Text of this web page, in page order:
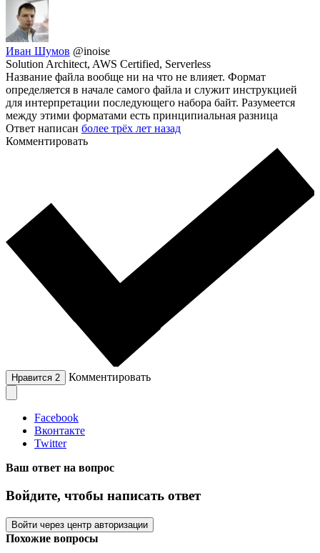
Иван Шумов @inoise
Solution Architect, AWS Certified, Serverless
Название файла вообще ни на что не влияет. Формат
определяется в начале самого файла и служит инструкцией
для интерпретации последующего набора байт. Разумеется
между этими форматами есть принципиальная разница
Ответ написан более трёх лет назад
Комментировать
Нравится 2 Комментировать
Facebook
Вконтакте
Twitter
Ваш ответ на вопрос
Войдите, чтобы написать ответ
Войти через центр авторизации
Похожие вопросы